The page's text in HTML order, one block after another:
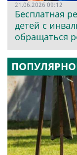
21.06.2026 09:12
Бесплатная
детей с
обращаться